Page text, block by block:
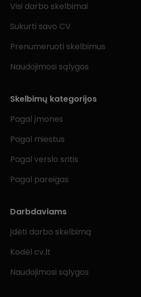
Visi darbo skelbimai
Sukurti savo CV
Prenumeruoti skelbimus
Naudojimosi sąlygos
Skelbimų kategorijos
Pagal įmones
Pagal miestus
Pagal verslo sritis
Pagal pareigas
Darbdaviams
Įdėti darbo skelbimą
Kodėl cv.lt
Naudojimosi sąlygos